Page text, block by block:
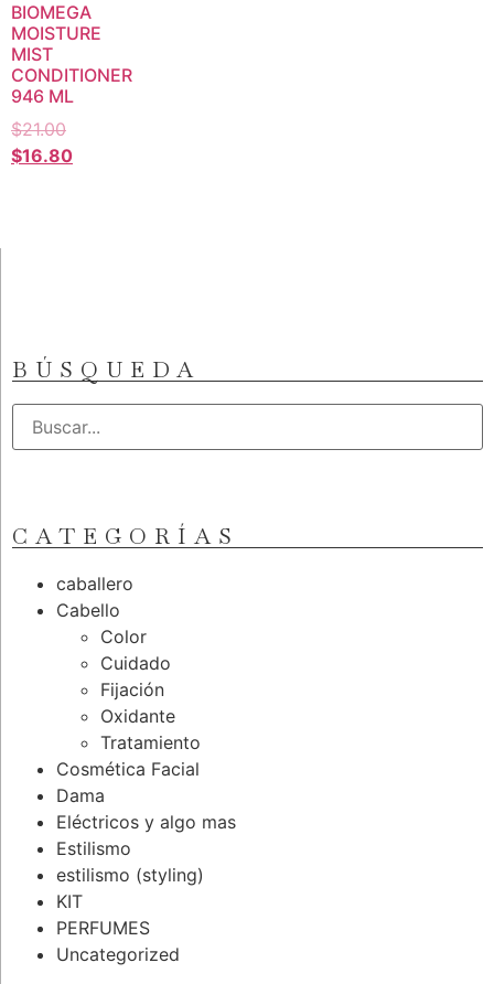
BIOMEGA
MOISTURE
MIST
CONDITIONER
946 ML
$21.00
$16.80
BÚSQUEDA
CATEGORÍAS
caballero
Cabello
Color
Cuidado
Fijación
Oxidante
Tratamiento
Cosmética Facial
Dama
Eléctricos y algo mas
Estilismo
estilismo (styling)
KIT
PERFUMES
Uncategorized